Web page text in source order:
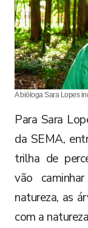
A bióloga Sara Lopes
Para Sara
da SEMA,
trilha de
vão
natureza, as
com a